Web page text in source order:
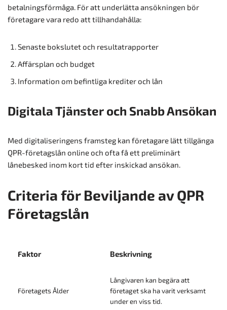
betalningsförmåga. För att underlätta ansökningen bör
företagare vara redo att tillhandahålla:
Senaste bokslutet och resultatrapporter
Affärsplan och budget
Information om befintliga krediter och lån
Digitala Tjänster och Snabb Ansökan
Med digitaliseringens framsteg kan företagare lätt tillgänga
QPR-företagslån online och ofta få ett preliminärt
lånebesked inom kort tid efter inskickad ansökan.
Criteria för Beviljande av QPR
Företagslån
Faktor Beskrivning
Företagets Ålder
Långivaren kan begära att
företaget ska ha varit verksamt
under en viss tid.